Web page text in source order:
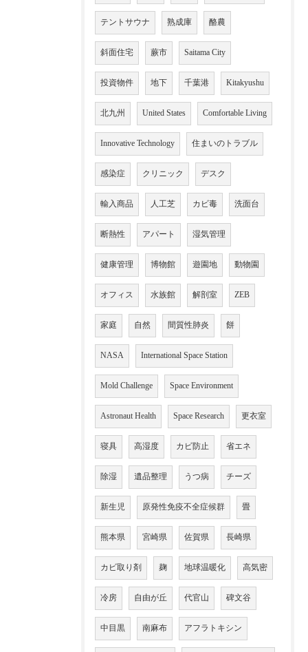
テントサウナ 熟成庫 酪農
斜面住宅 蕨市 Saitama City
投資物件 地下 千葉港 Kitakyushu
北九州 United States Comfortable Living
Innovative Technology 住まいのトラブル
感染症 クリニック デスク
輸入商品 人工芝 カビ毒 洗面台
断熱性 アパート 湿気管理
健康管理 博物館 遊園地 動物園
オフィス 水族館 解剖室 ZEB
家庭 自然 間質性肺炎 餅
NASA International Space Station
Mold Challenge Space Environment
Astronaut Health Space Research 更衣室
寝具 高湿度 カビ防止 省エネ
除湿 遺品整理 うつ病 チーズ
新生児 原発性免疫不全症候群 畳
熊本県 宮崎県 佐賀県 長崎県
カビ取り剤 麹 地球温暖化 高気密
冷房 自由が丘 代官山 碑文谷
中目黒 南麻布 アフラトキシン